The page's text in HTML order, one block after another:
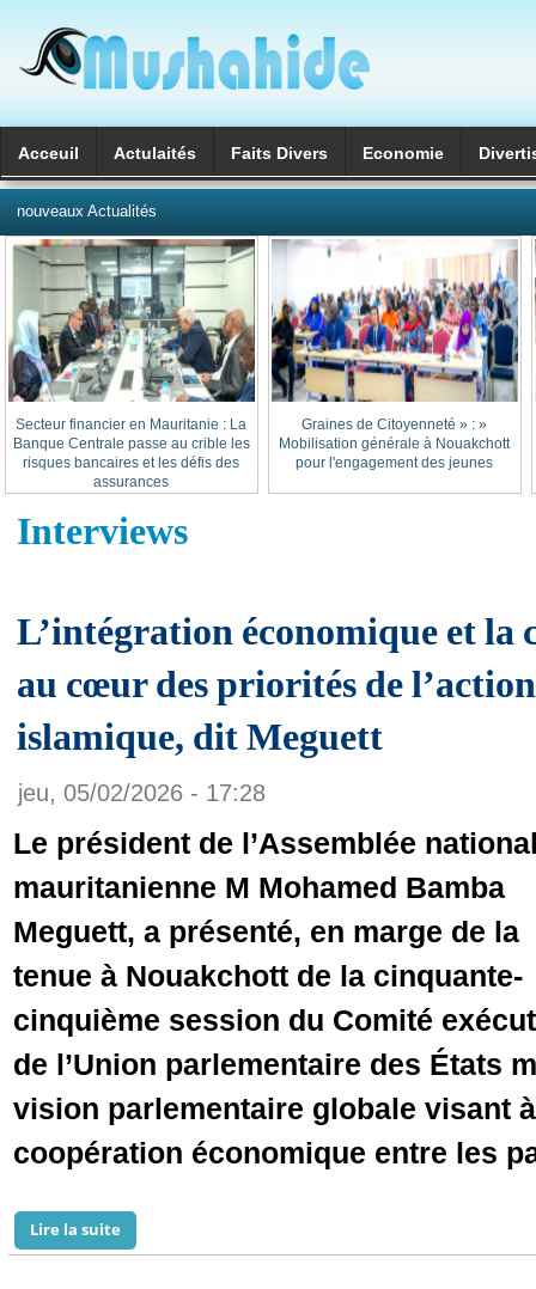
Acceuil Actulaités Faits Divers Economie
nouveaux Actualités
« Graines de Citoyenneté » :
Mobilisation générale à Nouakchott
pour l'engagement des jeunes
Secteur financier en Mauritanie : La
Banque Centrale passe au crible les
risques bancaires et les défis des
assurances
Interviews
L’intégration économique et la
au cœur des priorités de
islamique, dit Meguett
jeu, 05/02/2026 - 17:28
Le président de l’Assemblée
mauritanienne M Mohamed Bamba
Meguett, a présenté, en marge de la
tenue à Nouakchott de la cinquante-
cinquième session du Comité
de l’Union parlementaire des États
vision parlementaire globale visant
coopération économique entre les
Lire la suite